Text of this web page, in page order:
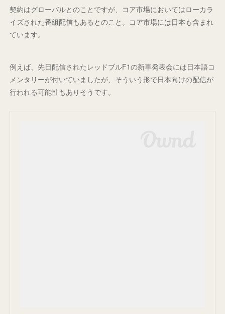
契約はグローバルとのことですが、コア市場においてはローカラ
イズされた番組配信もあるとのこと。コア市場には日本も含まれ
ています。
例えば、先日配信されたレッドブルF1の新車発表会には日本語コ
メンタリーが付いていましたが、そういう形で日本向けの配信が
行われる可能性もありそうです。